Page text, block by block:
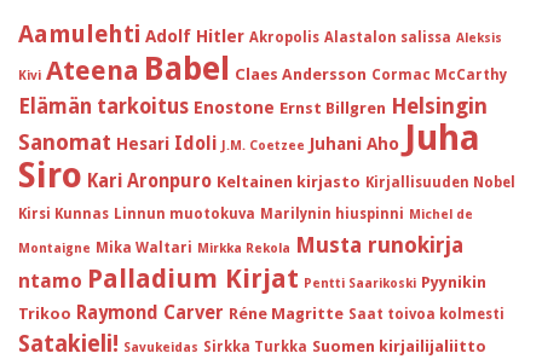
Aamulehti Adolf Hitler Akropolis Alastalon salissa Aleksis
Kivi Ateena Babel Claes Andersson Cormac McCarthy
Elämän tarkoitus Enostone Ernst Billgren Helsingin
Sanomat Hesari Idoli J.M. Coetzee Juhani Aho Juha
Siro Kari Aronpuro Keltainen kirjasto Kirjallisuuden Nobel
Kirsi Kunnas Linnun muotokuva Marilynin hiuspinni Michel de
Montaigne Mika Waltari Mirkka Rekola Musta runokirja
ntamo Palladium Kirjat Pentti Saarikoski Pyynikin
Trikoo Raymond Carver Réne Magritte Saat toivoa kolmesti
Satakieli! Savukeidas Sirkka Turkka Suomen kirjailijaliitto